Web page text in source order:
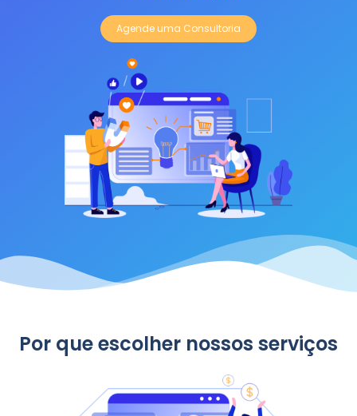
Agende uma Consultoria
Por que escolher nossos serviços